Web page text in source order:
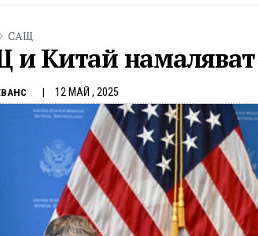
САЩ
и Китай намаляват
12 МАЙ , 2025